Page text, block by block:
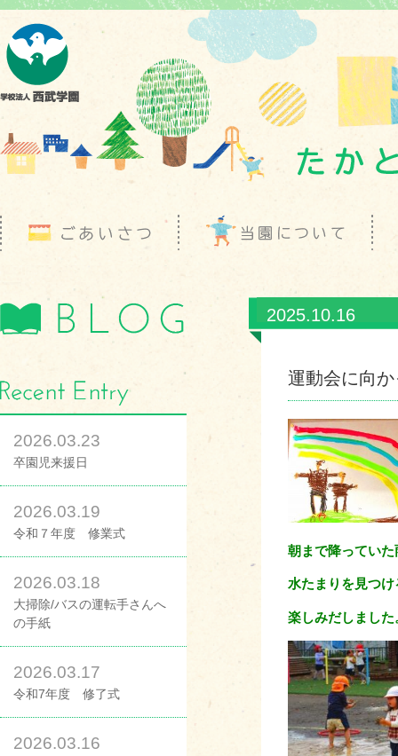
2026.03.23
卒園児来援日
2026.03.19
令和７年度 修業式
2026.03.18
大掃除/バスの運転手さんへ
の手紙
2026.03.17
令和7年度 修了式
2026.03.16
2025.10.16
運動会に向
朝まで降ってい
水たまりを見つ
楽しみだしました